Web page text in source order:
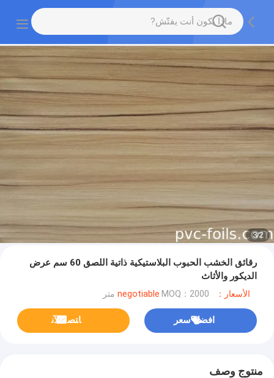
2
/
3
رقائق الخشب الحبوب البلاستيكية ذاتية اللصق 60 سم عرض
الديكور والأثاث
الأسعار：negotiable MOQ：2000 متر
افضل سعر ﺎﺘﺼﻟ ﺍﻶﻧ
منتوج وصف